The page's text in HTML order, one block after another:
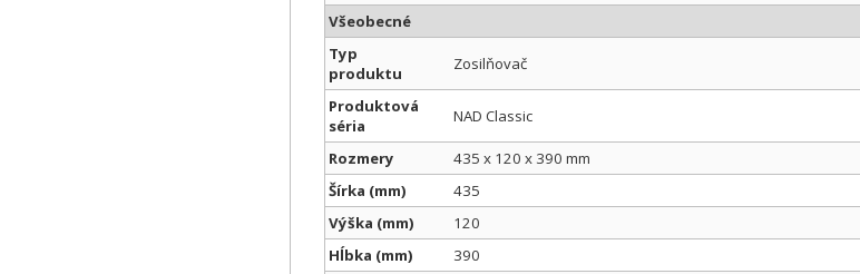
Všeobecné
Typ
produktu
Zosilňovač
Produktová
séria
NAD Classic
Rozmery
435 x 120 x 390 mm
Šírka (mm)
435
Výška (mm)
120
Hĺbka (mm)
390